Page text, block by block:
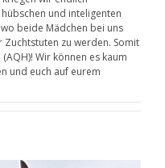
und inteligenten
beide Mädchen bei uns
zu werden. Somit
Wir können es kaum
und euch auf eurem